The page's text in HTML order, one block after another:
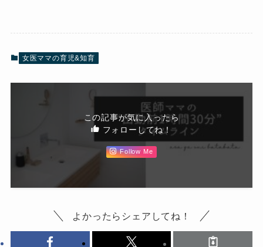
女医ママの育児&知育
この記事が気に入ったら
フォローしてね！
Follow Me
よかったらシェアしてね！